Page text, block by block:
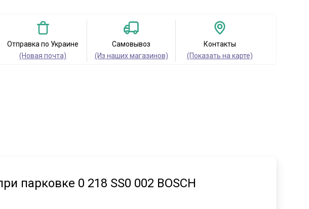
Отправка по Украине
(Новая почта)
Самовывоз
(Из наших магазинов)
Контакты
(Показать на карте)
парковке 0 218 SS0 002 BOSCH